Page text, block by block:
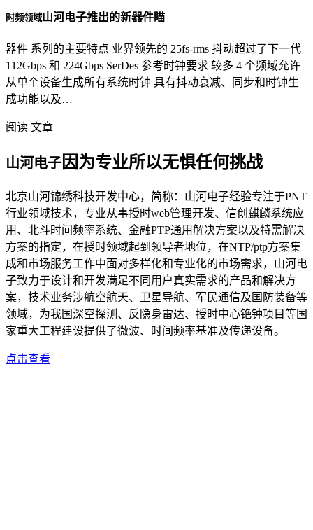
时频领域山河电子推出的新器件瞄
器件 系列的主要特点 业界领先的 25fs-rms 抖动超过了下一代
112Gbps 和 224Gbps SerDes 参考时钟要求 较多 4 个频域允许
从单个设备生成所有系统时钟 具有抖动衰减、同步和时钟生
成功能以及…
阅读 文章
山河电子因为专业所以无惧任何挑战
北京山河锦绣科技开发中心，简称：山河电子经验专注于PNT
行业领域技术，专业从事授时web管理开发、信创麒麟系统应
用、北斗时间频率系统、金融PTP通用解决方案以及特需解决
方案的指定，在授时领域起到领导者地位，在NTP/ptp方案集
成和市场服务工作中面对多样化和专业化的市场需求，山河电
子致力于设计和开发满足不同用户真实需求的产品和解决方
案，技术业务涉航空航天、卫星导航、军民通信及国防装备等
领域，为我国深空探测、反隐身雷达、授时中心铯钟项目等国
家重大工程建设提供了微波、时间频率基准及传递设备。
点击查看